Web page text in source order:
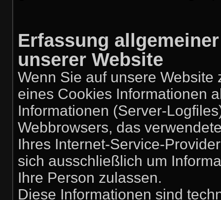
Erfassung
unserer Website
Wenn Sie auf unsere
eines Cookies Informationen
Informationen (Server-
Webbrowsers, das
Ihres Internet-Service-
sich ausschließlich um
Ihre Person zulassen.
Diese Informationen sind